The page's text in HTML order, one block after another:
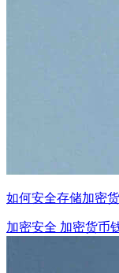
如何安全存储加密
加密安全 加密货币